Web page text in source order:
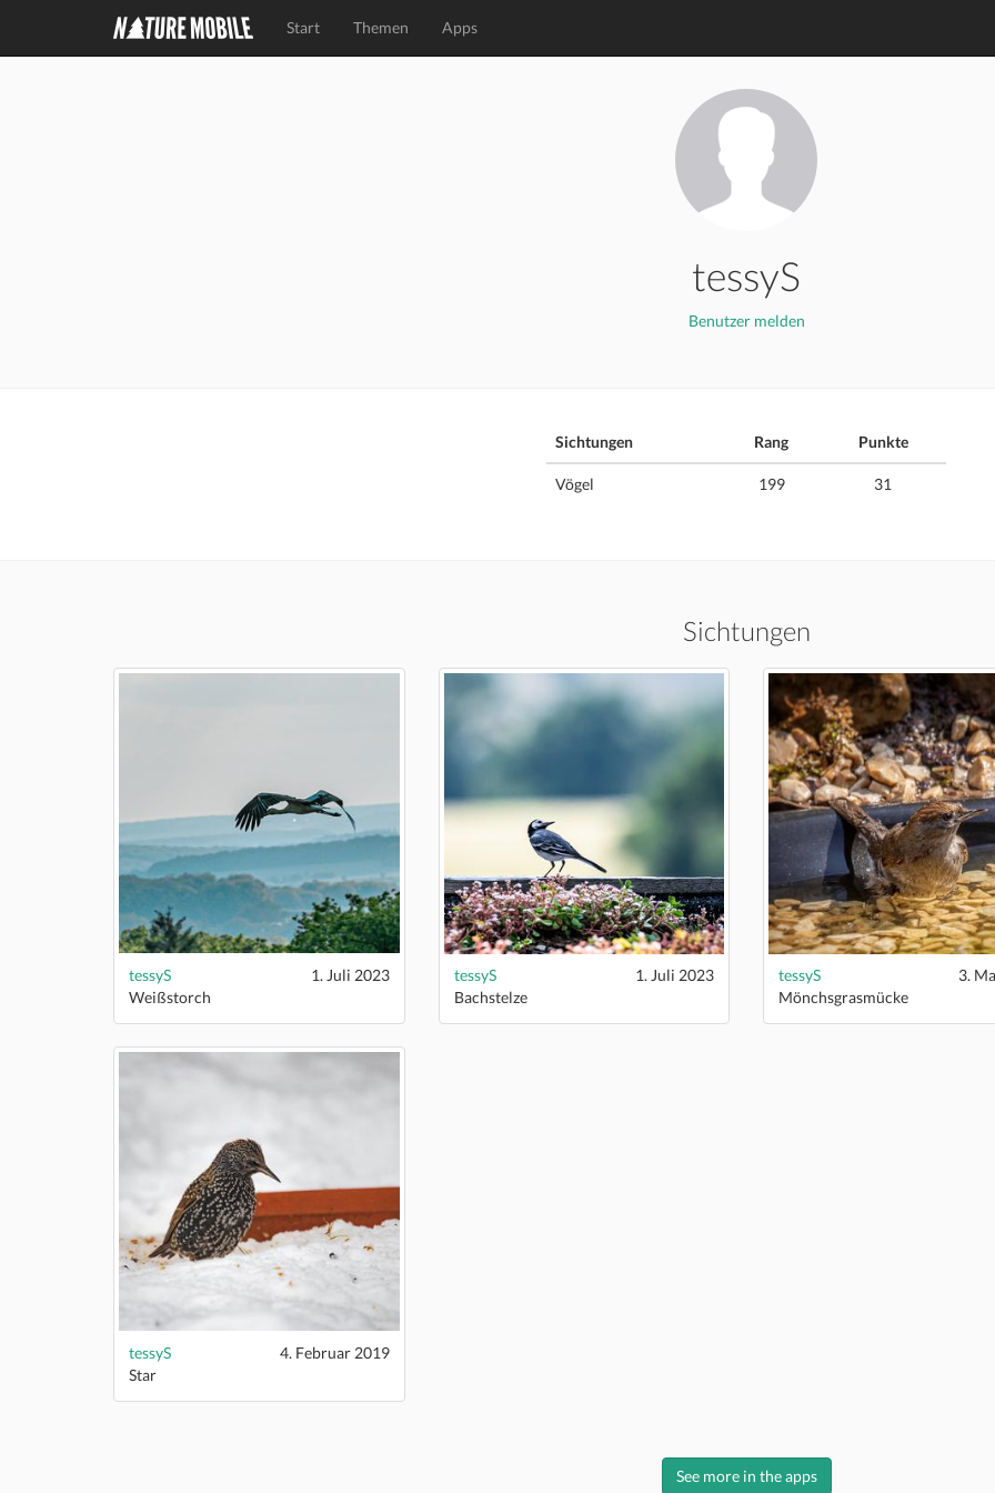
Start Themen Apps
tessyS
Benutzer melden
Sichtungen Rang Punkte
Vögel 199 31
Sichtungen
tessyS
1. Juli 2023
Weißstorch
tessyS
1. Juli 2023
Bachstelze
tessyS
3.
Mönchsgrasmücke
tessyS
4. Februar 2019
Star
See more in the apps